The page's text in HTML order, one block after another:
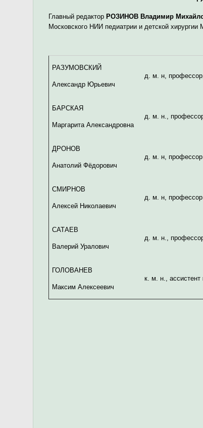
Главный редактор РОЗИНОВ Владимир
Московского НИИ педиатрии и детской хирургии
РАЗУМОВСКИЙ
Александр Юрьевич
д. м. н,
БАРСКАЯ
Маргарита Александровна
д. м. н.,
ДРОНОВ
Анатолий Фёдорович
д. м. н,
СМИРНОВ
Алексей Николаевич
д. м. н,
САТАЕВ
Валерий Уралович
д. м. н.,
ГОЛОВАНЕВ
Максим Алексеевич
к. м. н.,